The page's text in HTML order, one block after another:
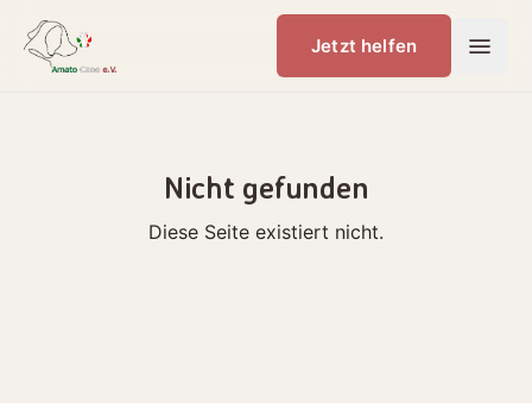
Jetzt helfen
Nicht gefunden
Diese Seite existiert nicht.